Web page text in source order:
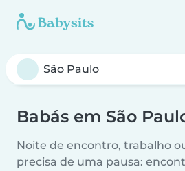
Babás em São
Noite de encontro, trabalho
precisa de uma pausa: